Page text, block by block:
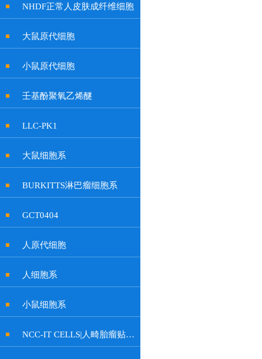
NHDF正常人皮肤成纤维细胞
大鼠原代细胞
小鼠原代细胞
壬基酚聚氧乙烯醚
LLC-PK1
大鼠细胞系
BURKITTS淋巴瘤细胞系
GCT0404
人原代细胞
人细胞系
小鼠细胞系
NCC-IT CELLS|人畸胎瘤贴壁细胞